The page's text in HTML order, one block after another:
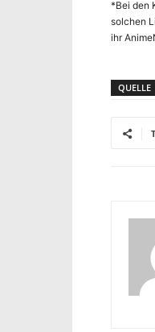
*Bei den
solchen
ihr
QUELLE